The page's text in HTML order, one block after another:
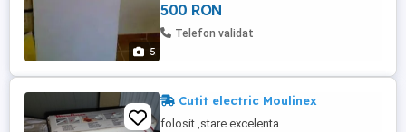
5
500 RON
Telefon validat
Cutit electric Moulinex
folosit ,stare excelenta